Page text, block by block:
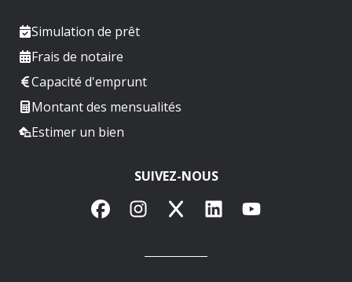
Simulation de prêt
Frais de notaire
Capacité d'emprunt
Montant des mensualités
Estimer un bien
SUIVEZ-NOUS
FacebookInstagram
X LinkedInYouTube